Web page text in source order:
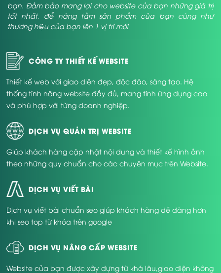
bạn. Đảm bảo mang lại cho website của bạn những giá trị
tốt nhất, để nâng tầm sản phẩm của bạn cũng như
thương hiệu của bạn lên 1 vị trí mới
CÔNG TY THIẾT KẾ WEBSITE
Thiết kế web với giao diện đẹp, độc đáo, sáng tạo. Hệ
thống tính năng website đầy đủ, mang tính ứng dụng cao
và phù hợp với từng doanh nghiệp.
DỊCH VỤ QUẢN TRỊ WEBSITE
Giúp khách hàng cập nhật nội dung và thiết kế hình ảnh
theo những quy chuẩn cho các chuyên mục trên Website.
DỊCH VỤ VIẾT BÀI
Dịch vụ viết bài chuẩn seo giúp khách hàng dễ dàng hơn
khi seo top từ khóa trên google
DỊCH VỤ NÂNG CẤP WEBSITE
Website của bạn được xây dựng từ khá lâu,giao diện không